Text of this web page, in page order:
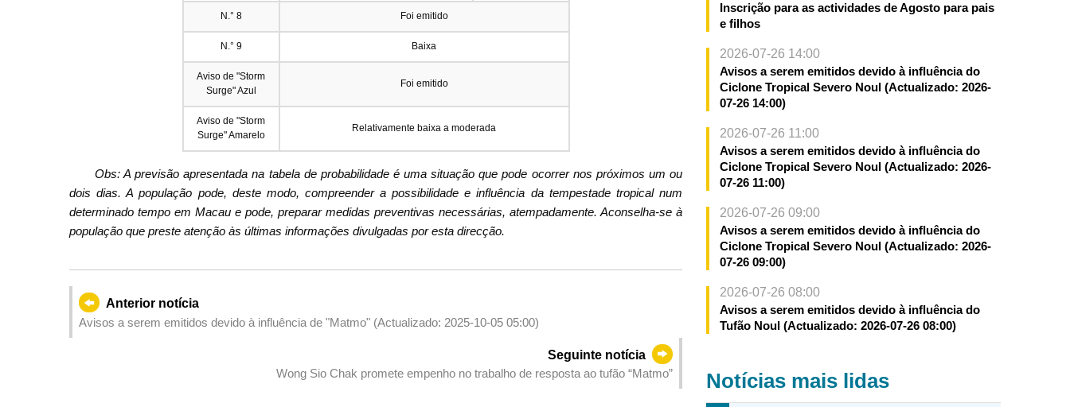
N.° 8 Foi emitido
N.° 9 Baixa
Aviso de "Storm
Surge" Azul
Foi emitido
Aviso de "Storm
Surge" Amarelo
Relativamente baixa a moderada
Obs: A previsão apresentada na tabela de probabilidade é uma situação que pode ocorrer nos próximos um ou
dois dias. A população pode, deste modo, compreender a possibilidade e influência da tempestade tropical num
determinado tempo em Macau e pode, preparar medidas preventivas necessárias, atempadamente. Aconselha-se à
população que preste atenção às últimas informações divulgadas por esta direcção.
Anterior notícia
Avisos a serem emitidos devido à influência de "Matmo" (Actualizado: 2025-10-05 05:00)
Seguinte notícia
Wong Sio Chak promete empenho no trabalho de resposta ao tufão “Matmo”
Inscrição para as actividades de Agosto para pais
e filhos
2026-07-26 14:00
Avisos a serem emitidos devido à influência do
Ciclone Tropical Severo Noul (Actualizado: 2026-
07-26 14:00)
2026-07-26 11:00
Avisos a serem emitidos devido à influência do
Ciclone Tropical Severo Noul (Actualizado: 2026-
07-26 11:00)
2026-07-26 09:00
Avisos a serem emitidos devido à influência do
Ciclone Tropical Severo Noul (Actualizado: 2026-
07-26 09:00)
2026-07-26 08:00
Avisos a serem emitidos devido à influência do
Tufão Noul (Actualizado: 2026-07-26 08:00)
Notícias mais lidas